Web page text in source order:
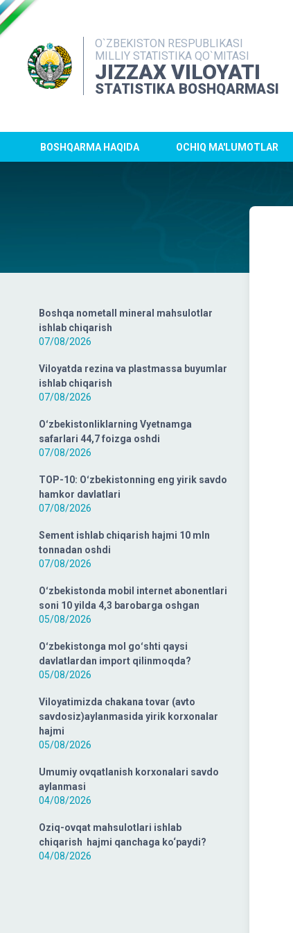
O`ZBEKISTON RESPUBLIKASI
MILLIY STATISTIKA QO`MITASI
JIZZAX VILOYATI
STATISTIKA BOSHQARMASI
BOSHQARMA HAQIDA OCHIQ MA'LUMOTLAR
Boshqa nometall mineral mahsulotlar
ishlab chiqarish
07/08/2026
Viloyatda rezina va plastmassa buyumlar
ishlab chiqarish
07/08/2026
Oʻzbekistonliklarning Vyetnamga
safarlari 44,7 foizga oshdi
07/08/2026
TOP-10: Oʻzbekistonning eng yirik savdo
hamkor davlatlari
07/08/2026
Sement ishlab chiqarish hajmi 10 mln
tonnadan oshdi
07/08/2026
Oʻzbekistonda mobil internet abonentlari
soni 10 yilda 4,3 barobarga oshgan
05/08/2026
Oʻzbekistonga mol goʻshti qaysi
davlatlardan import qilinmoqda?
05/08/2026
Viloyatimizda chakana tovar (avto
savdosiz)aylanmasida yirik korxonalar
hajmi
05/08/2026
Umumiy ovqatlanish korxonalari savdo
aylanmasi
04/08/2026
Oziq-ovqat mahsulotlari ishlab
chiqarish hajmi qanchaga ko‘paydi?
04/08/2026